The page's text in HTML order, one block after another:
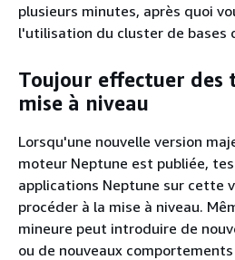
plusieurs minutes, après quoi
l'utilisation du cluster de bases
Toujour effectuer des
mise à niveau
Lorsqu'une nouvelle version
moteur Neptune est publiée,
applications Neptune sur cette
procéder à la mise à niveau.
mineure peut introduire de
ou de nouveaux